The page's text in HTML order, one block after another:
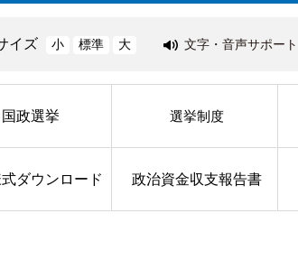
イズ 小 標準 大 文字・音声サポート
国政選挙 選挙制度
ダウンロード 政治資金収支報告書